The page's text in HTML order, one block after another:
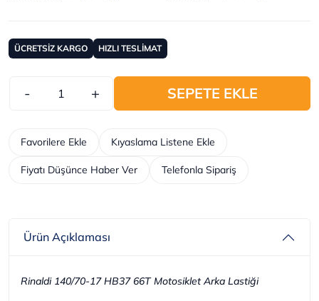
ÜCRETSİZ KARGO HIZLI TESLİMAT
- + SEPETE EKLE
Telefonla Sipariş
Kıyaslama Listene Ekle
Favorilere Ekle
Fiyatı Düşünce Haber Ver
Ürün Açıklaması
Rinaldi 140/70-17 HB37 66T Motosiklet Arka Lastiği